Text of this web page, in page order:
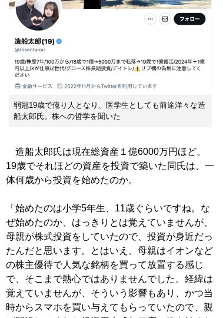
弱冠19歳で億り人となり、医学生としても前途洋々な造
船太郎氏。株への哲学を聞いた
造船太郎氏は現在総資産１億6000万円ほど。
19歳でそれほどの資産を投資で築いた同氏は、一
体何歳から投資を始めたのか。
「始めたのは小学5年生、11歳ぐらいですね。な
ぜ始めたのか、はっきりとは覚えていませんが、
母親が株式投資をしていたので、投資が身近だっ
たんだと思います。とはいえ、母親はイオンなど
の株主優待で人気な銘柄を買って放置する感じ
で、そこまで熱心ではありませんでした。経緯は
覚えていませんが、そういう影響もあり、かつ当
時からスマホを買い与えてもらっていたので、親